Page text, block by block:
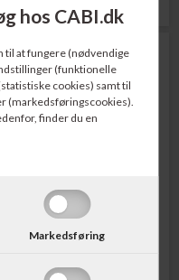
hos CABI.dk
til at fungere (nødvendige
(funktionelle
cookies) samt til
(markedsføringscookies).
finder du en
Markedsføring
Canon CLI-526Y Blækpatron